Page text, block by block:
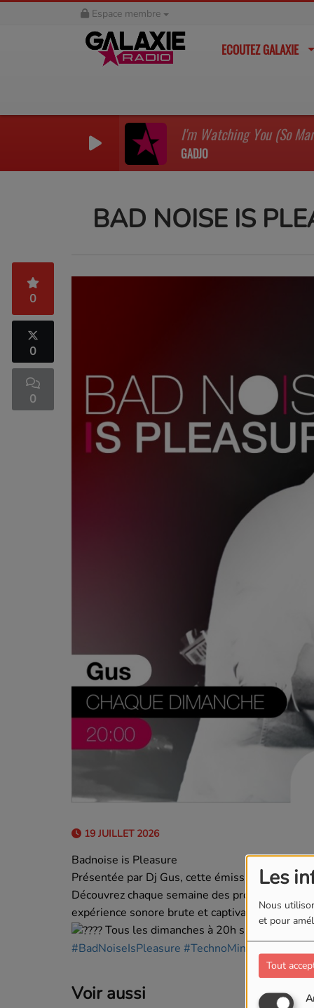
Les
Nous
et pour
Tout
Espace membre
ECOUTEZ GALAXIE
GADJO
BAD NOISE IS
0
0
0
19 JUILLET 2026
Badnoise is Pleasure
Présentée par Dj Gus, cette émission met à
Découvrez chaque semaine des productions
expérience sonore brute et captivante, à ne pas
Tous les dimanches à 20h sur
Galaxie
#BadNoiseIsPleasure #TechnoMinimaliste
Voir aussi